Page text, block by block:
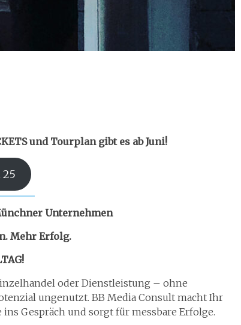
und Tourplan gibt es ab Juni!
25
Unternehmen
Mehr Erfolg.
oder Dienstleistung – ohne
ungenutzt. BB Media Consult macht Ihr
Gespräch und sorgt für messbare Erfolge.